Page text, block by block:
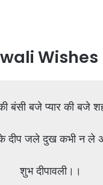
बंसी बजे प्यार की बजे
दीप जले दुख कभी न ले
शुभ दीपावली।।